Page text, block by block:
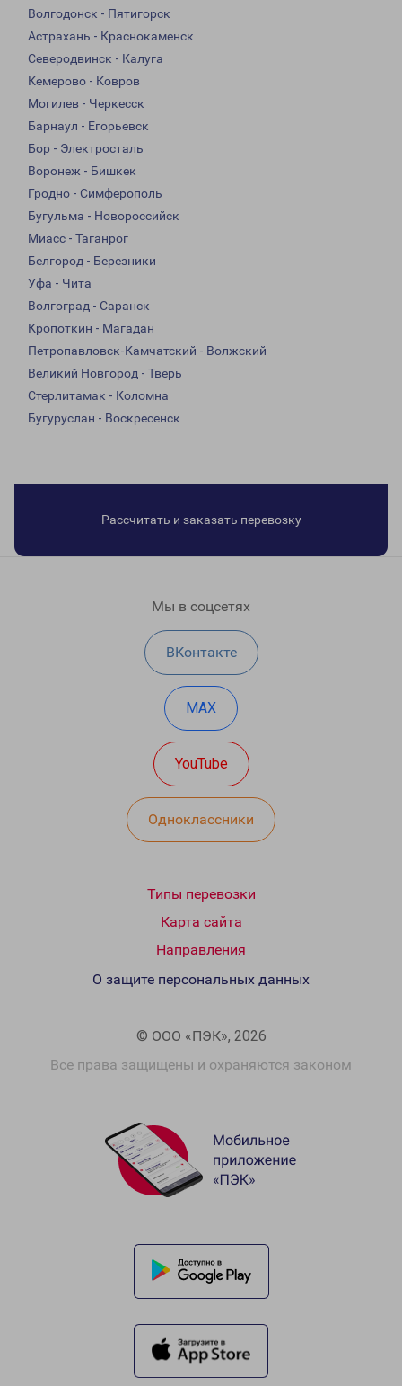
Волгодонск - Пятигорск
Астрахань - Краснокаменск
Северодвинск - Калуга
Кемерово - Ковров
Могилев - Черкесск
Барнаул - Егорьевск
Бор - Электросталь
Воронеж - Бишкек
Гродно - Симферополь
Бугульма - Новороссийск
Миасс - Таганрог
Белгород - Березники
Уфа - Чита
Волгоград - Саранск
Кропоткин - Магадан
Петропавловск-Камчатский - Волжский
Великий Новгород - Тверь
Стерлитамак - Коломна
Бугуруслан - Воскресенск
Рассчитать и заказать перевозку
Мы в соцсетях
ВКонтакте
MAX
YouTube
Одноклассники
Типы перевозки
Карта сайта
Направления
© ООО «ПЭК», 2026
Все права защищены и охраняются законом
О защите персональных данных